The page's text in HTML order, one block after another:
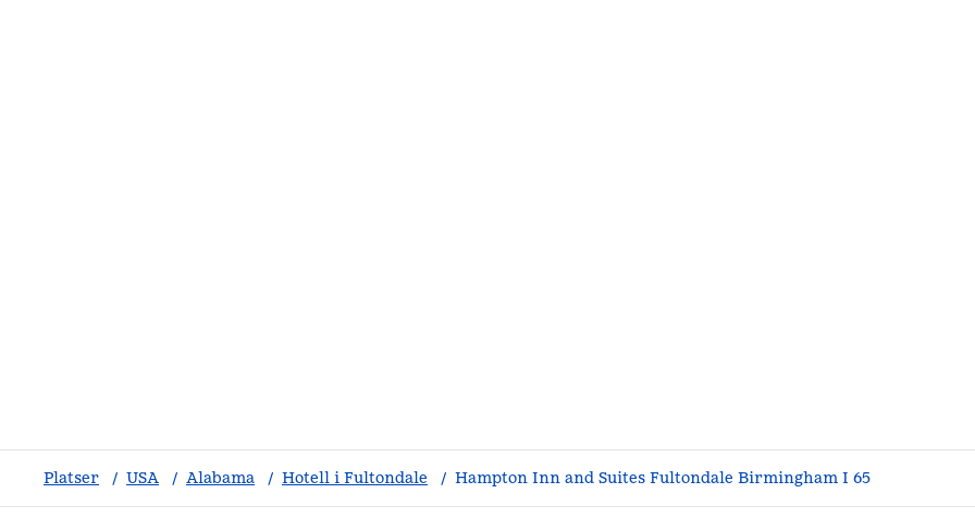
Platser / USA / Alabama / Hotell i Fultondale / Hampton Inn and Suites Fultondale Birmingham I 65